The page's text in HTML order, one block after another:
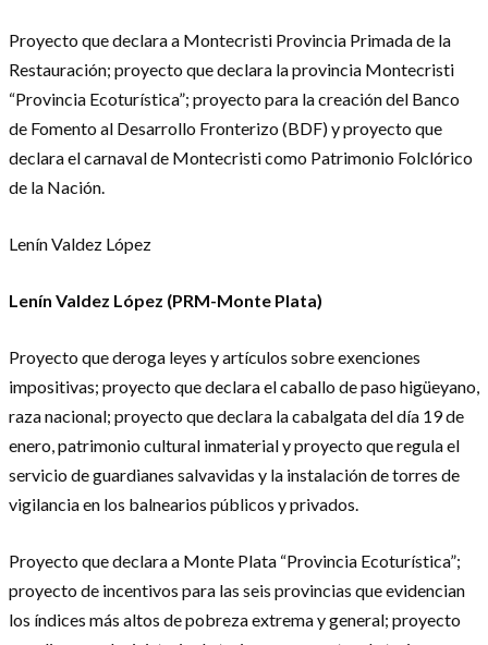
Proyecto que declara a Montecristi Provincia Primada de la
Restauración; proyecto que declara la provincia Montecristi
“Provincia Ecoturística”; proyecto para la creación del Banco
de Fomento al Desarrollo Fronterizo (BDF) y proyecto que
declara el carnaval de Montecristi como Patrimonio Folclórico
de la Nación.
Lenín Valdez López
Lenín Valdez López (PRM-Monte Plata)
Proyecto que deroga leyes y artículos sobre exenciones
impositivas; proyecto que declara el caballo de paso higüeyano,
raza nacional; proyecto que declara la cabalgata del día 19 de
enero, patrimonio cultural inmaterial y proyecto que regula el
servicio de guardianes salvavidas y la instalación de torres de
vigilancia en los balnearios públicos y privados.
Proyecto que declara a Monte Plata “Provincia Ecoturística”;
proyecto de incentivos para las seis provincias que evidencian
los índices más altos de pobreza extrema y general; proyecto